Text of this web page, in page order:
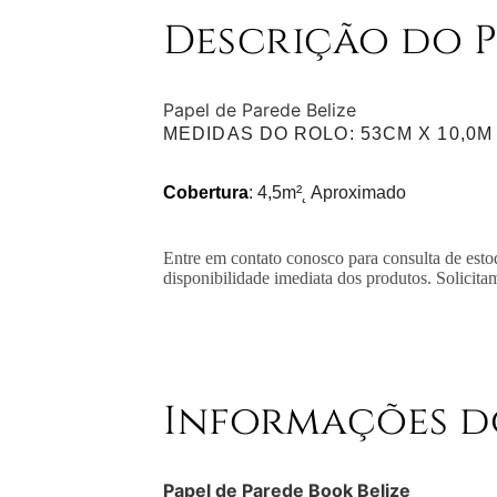
Descrição do
Papel de Parede Belize
MEDIDAS DO ROLO: 53CM X 10,0M
Cobertura: 4,5m²˛ Aproximado
Entre em contato conosco para consulta de
disponibilidade imediata dos produtos.
Informações
Papel de Parede Book Belize